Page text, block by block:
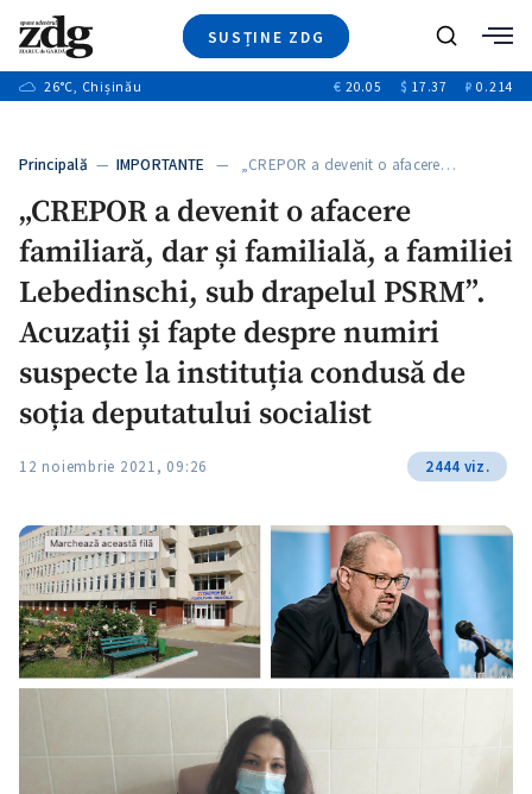
SUSȚINE ZDG
Ştiri
+8
Video
Special
+1
Blog
ZdGust
Caută
26°C, Chișinău € 20.05 $ 17.37 ₽ 0.214
Principală — IMPORTANTE — „CREPOR a devenit o afacere…
„CREPOR a devenit o afacere
familiară, dar și familială, a familiei
Lebedinschi, sub drapelul PSRM”.
Acuzații și fapte despre numiri
suspecte la instituția condusă de
soția deputatului socialist
12 noiembrie 2021, 09:26 2444 viz.